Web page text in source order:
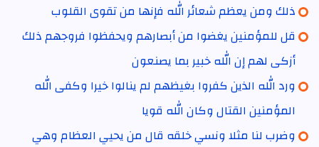
ذلك ومن يعظم شعائر الله فإنها من تقوى القلوب
قل للمؤمنين يغضوا من أبصارهم ويحفظوا فروجهم ذلك
أزكى لهم إن الله خبير بما يصنعون
ورد الله الذين كفروا بغيظهم لم ينالوا خيرا وكفى الله
المؤمنين القتال وكان الله قويا
وضرب لنا مثلا ونسي خلقه قال من يحيي العظام وهي